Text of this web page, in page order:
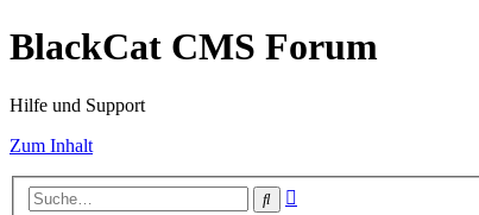
BlackCat CMS Forum
Hilfe und Support
Zum Inhalt
Suche